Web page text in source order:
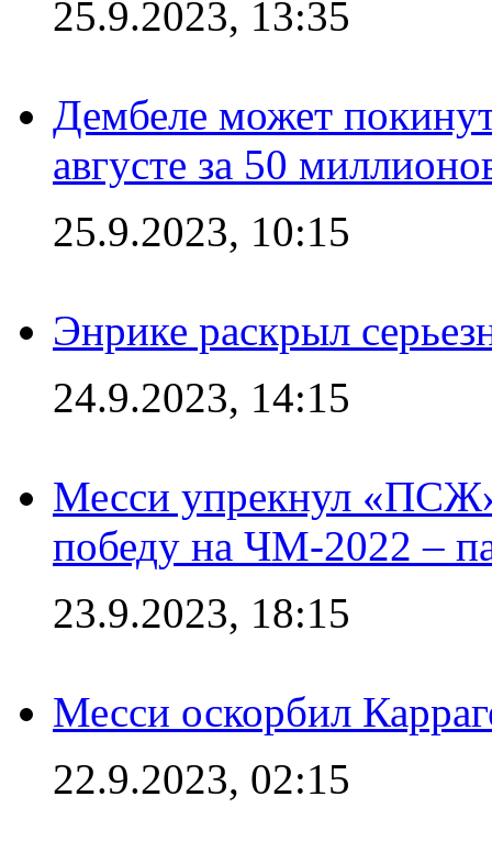
25.9.2023, 13:35
Дембеле может
августе за 50
25.9.2023, 10:15
Энрике раскрыл
24.9.2023, 14:15
Месси упрекнул «ПСЖ»
победу на ЧМ-2022 –
23.9.2023, 18:15
Месси оскорбил
22.9.2023, 02:15